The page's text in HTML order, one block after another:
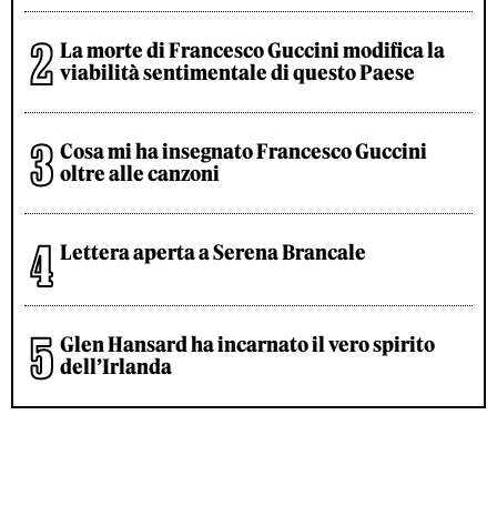
La morte di Francesco Guccini modifica la
viabilità sentimentale di questo Paese
Cosa mi ha insegnato Francesco Guccini
oltre alle canzoni
Lettera aperta a Serena Brancale
Glen Hansard ha incarnato il vero spirito
dell’Irlanda